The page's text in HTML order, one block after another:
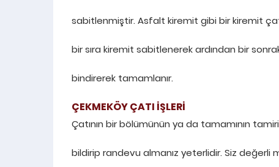
sabitlenmiştir. Asfalt kiremit gibi bir kiremit
bir sıra kiremit sabitlenerek ardından bir
bindirerek tamamlanır.
ÇEKMEKÖY ÇATI İŞLERİ
Çatının bir bölümünün ya da tamamının
bildirip randevu almanız yeterlidir. Siz